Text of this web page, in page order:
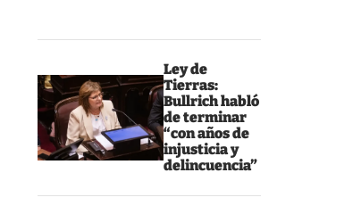
Ley de
Tierras:
Bullrich habló
de terminar
“con años de
injusticia y
delincuencia”